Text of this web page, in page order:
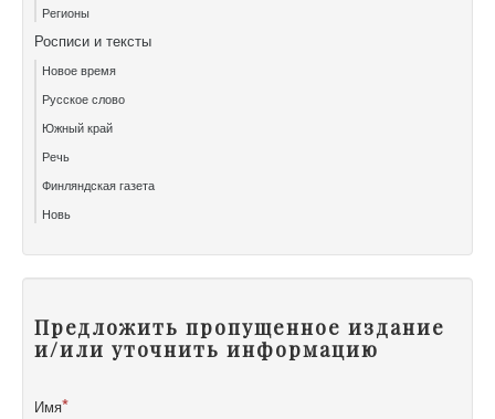
Регионы
Росписи и тексты
Новое время
Русское слово
Южный край
Речь
Финляндская газета
Новь
Предложить пропущенное издание
и/или уточнить информацию
Имя